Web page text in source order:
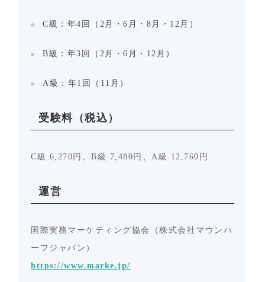
C級：年4回（2月・6月・8月・12月）
B級：年3回（2月・6月・12月）
A級：年1回（11月）
受験料（税込）
C級 6,270円、B級 7,480円、A級 12,760円
運営
国際実務マーケティング協会（株式会社マウンハ
ーフジャパン）
https://www.marke.jp/